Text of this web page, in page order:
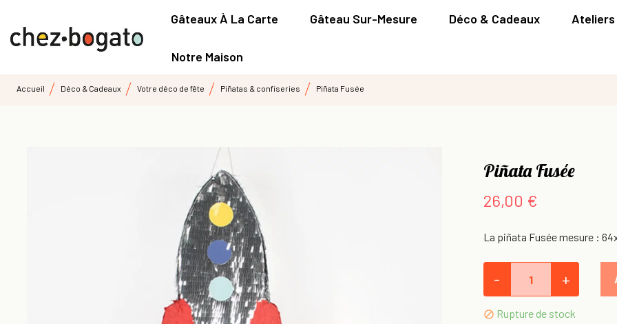
Gâteaux À La Carte Gâteau Sur-Mesure Déco & Cadeaux Ateliers
Notre Maison
Accueil Déco & Cadeaux Votre déco de fête Piñatas & confiseries Piñata Fusée
Piñata Fusée
26,00 €
La piñata Fusée mesure :
- +
 Rupture de stock